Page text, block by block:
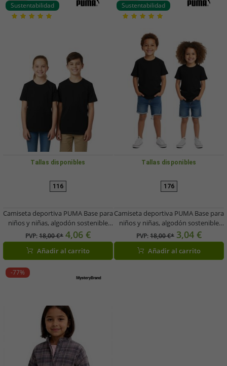
Sustentabilidad
Tallas disponibles
116
Camiseta deportiva PUMA Base para
niños y niñas, algodón sostenible
con logotipo, 678259 02, negra
PVP:18,00 €* 4,06 €
Añadir al carrito
Sustentabilidad
Tallas disponibles
176
Camiseta deportiva PUMA Base para
niños y niñas, algodón sostenible
con logotipo, 678260 02, negra
PVP:18,00 €* 3,04 €
Añadir al carrito
-77%